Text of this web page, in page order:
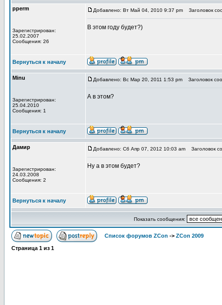
pperm
Зарегистрирован:
25.02.2007
Сообщения: 26
Добавлено: Вт Май 04, 2010 9:37 pm Заголовок
В этом году будет?)
Вернуться к началу
Minu
Зарегистрирован:
25.04.2010
Сообщения: 1
Добавлено: Вс Мар 20, 2011 1:53 pm Заголовок
А в этом?
Вернуться к началу
Дамир
Зарегистрирован:
24.03.2008
Сообщения: 2
Добавлено: Сб Апр 07, 2012 10:03 am Заголовок
Ну а в этом будет?
Вернуться к началу
Показать сообщения:
Список форумов ZCon -> ZCon 2009
Страница 1 из 1